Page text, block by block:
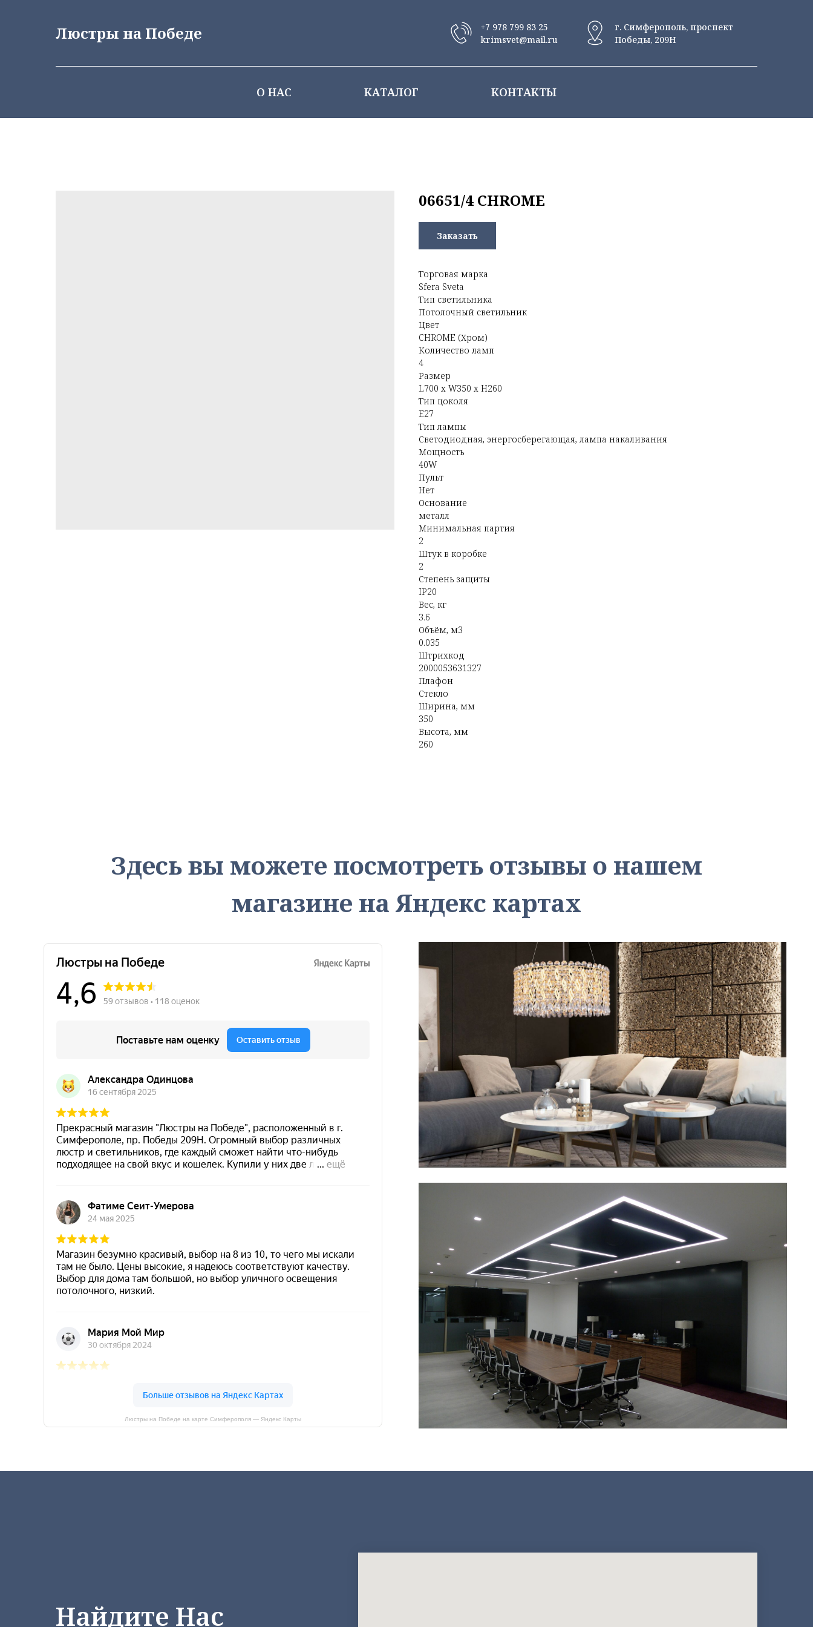
Люстры на Победе
+7 978 799 83 25
krimsvet@mail.ru
г. Симферополь, проспект
Победы, 209Н
О НАС КАТАЛОГ КОНТАКТЫ
06651/4 CHROME
Заказать
Торговая марка
Sfera Sveta
Тип светильника
Потолочный светильник
Цвет
CHROME (Хром)
Количество ламп
4
Размер
L700 x W350 x H260
Тип цоколя
E27
Тип лампы
Светодиодная, энергосберегающая, лампа накаливания
Мощность
40W
Пульт
Нет
Основание
металл
Минимальная партия
2
Штук в коробке
2
Степень защиты
IP20
Вес, кг
3.6
Объём, м3
0.035
Штрихкод
2000053631327
Плафон
Стекло
Ширина, мм
350
Высота, мм
260
Люстры на Победе на карте Симферополя — Яндекс Карты
Здесь вы можете посмотреть отзывы о нашем
магазине на Яндекс картах
Найдите Нас